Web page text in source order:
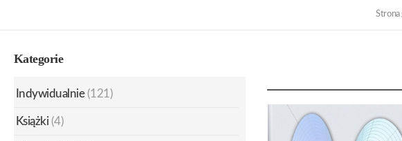
Strona
Kategorie
Indywidualnie (121)
Książki (4)